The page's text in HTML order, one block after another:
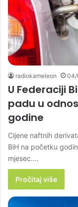
radiokameleon 04/
U Federaciji
padu u
godine
Cijene naftnih
BiH na početku
mjesec.…
Pročitaj više